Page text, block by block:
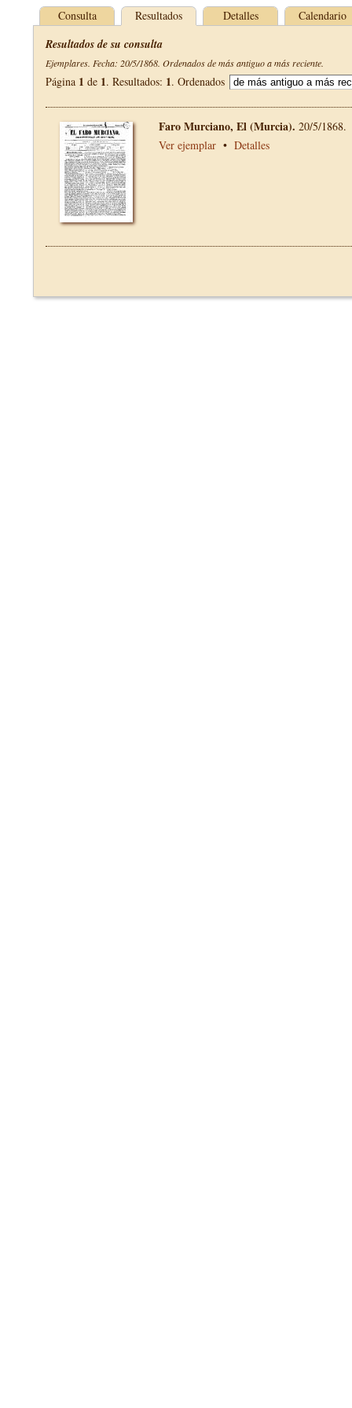
Consulta Resultados Detalles Calendario
Resultados de su consulta
Ejemplares. Fecha: 20/5/1868. Ordenados de más antiguo a más reciente.
Página 1 de 1. Resultados: 1. Ordenados
Faro Murciano, El (Murcia). 20/5/1868.
Ver ejemplar • Detalles